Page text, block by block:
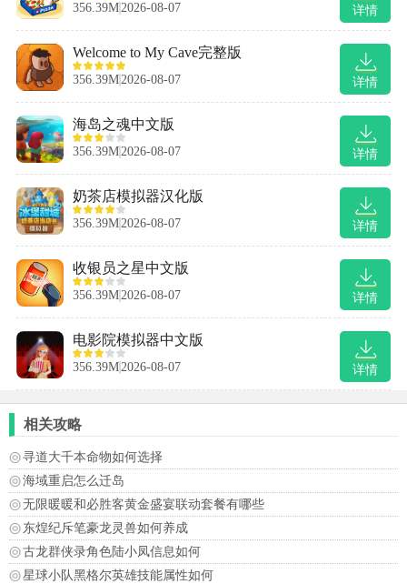
详情
356.39M2026-08-07
详情
Welcome to My Cave完整版
356.39M2026-08-07
详情
海岛之魂中文版
356.39M2026-08-07
详情
奶茶店模拟器汉化版
356.39M2026-08-07
详情
收银员之星中文版
356.39M2026-08-07
详情
电影院模拟器中文版
356.39M2026-08-07
相关攻略
寻道大千本命物如何选择
海域重启怎么迁岛
无限暖暖和必胜客黄金盛宴联动套餐有哪些
东煌纪斥笔豪龙灵兽如何养成
古龙群侠录角色陆小凤信息如何
星球小队黑格尔英雄技能属性如何